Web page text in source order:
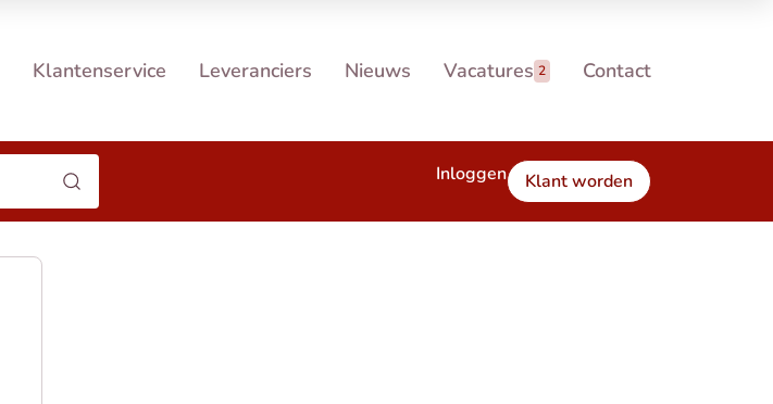
Klantenservice Leveranciers Nieuws Vacatures 2 Contact
Inloggen Klant worden